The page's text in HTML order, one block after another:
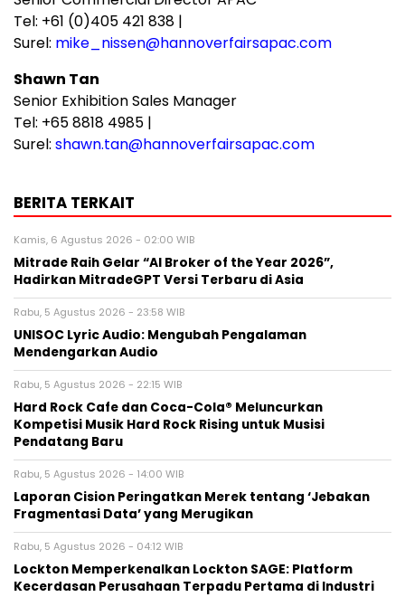
Tel: +61 (0)405 421 838 |
Surel: mike_nissen@hannoverfairsapac.com
Shawn Tan
Senior Exhibition Sales Manager
Tel: +65 8818 4985 |
Surel: shawn.tan@hannoverfairsapac.com
BERITA TERKAIT
Kamis, 6 Agustus 2026 - 02:00 WIB
Mitrade Raih Gelar “AI Broker of the Year 2026”,
Hadirkan MitradeGPT Versi Terbaru di Asia
Rabu, 5 Agustus 2026 - 23:58 WIB
UNISOC Lyric Audio: Mengubah Pengalaman
Mendengarkan Audio
Rabu, 5 Agustus 2026 - 22:15 WIB
Hard Rock Cafe dan Coca-Cola® Meluncurkan
Kompetisi Musik Hard Rock Rising untuk Musisi
Pendatang Baru
Rabu, 5 Agustus 2026 - 14:00 WIB
Laporan Cision Peringatkan Merek tentang ‘Jebakan
Fragmentasi Data’ yang Merugikan
Rabu, 5 Agustus 2026 - 04:12 WIB
Lockton Memperkenalkan Lockton SAGE: Platform
Kecerdasan Perusahaan Terpadu Pertama di Industri